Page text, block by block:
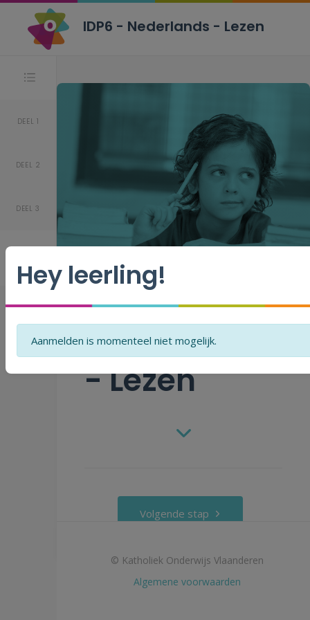
DEEL 1
DEEL 2
DEEL 3
IDP6 -
Nederlands
- Lezen
Volgende stap
© Katholiek Onderwijs Vlaanderen
Algemene voorwaarden
IDP6 - Nederlands - Lezen
Hey leerling!
Aanmelden is momenteel niet mogelijk.